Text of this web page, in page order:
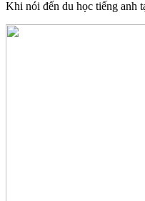
Khi nói đến du học tiếng anh